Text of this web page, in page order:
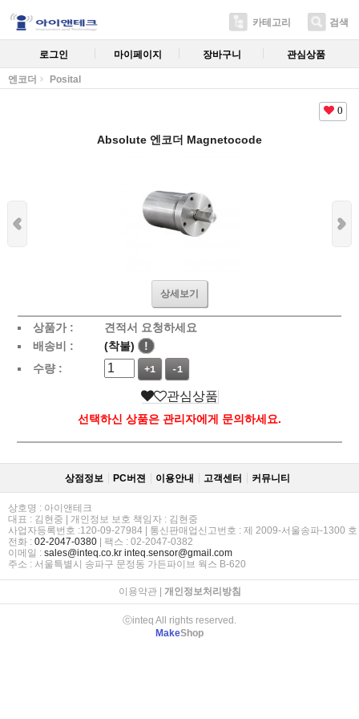
카테고리 검색
로그인 마이페이지 장바구니 관심상품
엔코더 Posital
0
Absolute 엔코더 Magnetocode
상세보기
상품가 :
견적서 요청하세요
배송비 :
(착불)
!
수량 :
+1 -1
관심상품
선택하신 상품은 관리자에게 문의하세요.
상점정보 PC버젼 이용안내 고객센터 커뮤니티
상호명 : 아이앤테크
대표 : 김현중 | 개인정보 보호 책임자 : 김현중
사업자등록번호 :120-09-27984 | 통신판매업신고번호 : 제 2009-서울송파-1300 호
전화 : 02-2047-0380 | 팩스 : 02-2047-0382
이메일 : sales@inteq.co.kr inteq.sensor@gmail.com
주소 : 서울특별시 송파구 문정동 가든파이브 웍스 B-620
이용약관| 개인정보처리방침
ⓒinteq All rights reserved.
MakeShop